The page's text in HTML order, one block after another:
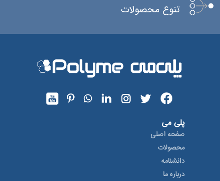
تنوع محصولات
پلی می
صفحه اصلی
محصولات
دانشنامه
درباره ما